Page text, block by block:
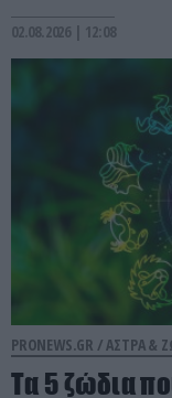
02.08.2026 | 12:08
PRONEWS.GR /ΑΣΤΡΑ &
Τα 5 ζώδια